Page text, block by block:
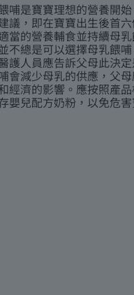
哺是寶寶理想的營養開
議，即在寶寶出生後首
當的營養輔食並持續母
不總是可以選擇母乳餵
護人員應告訴父母此決
會減少母乳的供應，父
經濟的影響。應按照產
嬰兒配方奶粉，以免危害